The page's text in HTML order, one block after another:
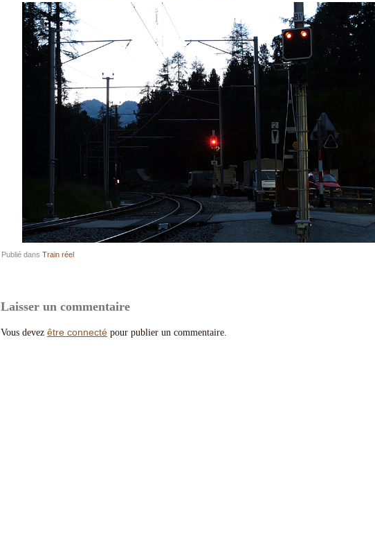
Publié dans Train réel
Laisser un commentaire
Vous devez être connecté pour publier un commentaire.